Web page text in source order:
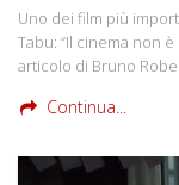
Uno dei film più
Tabu: “Il cinema non
articolo di Bruno
Continua...